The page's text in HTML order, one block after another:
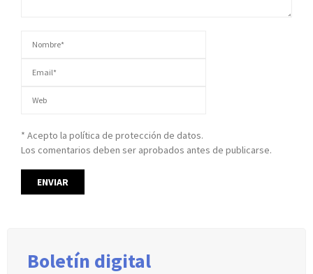
* Acepto la política de protección de datos.
Los comentarios deben ser aprobados antes de publicarse.
Boletín digital